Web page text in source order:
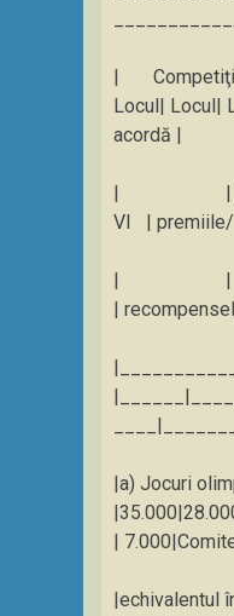
|
Locul| Locul|
acordă |
| | I | II
VI |
| |
|
|a) Jocuri
|
|echivalentul